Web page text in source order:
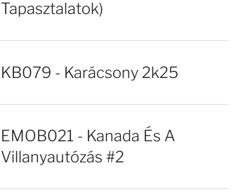
Tapasztalatok)
KB079 - Karácsony 2k25
EMOB021 - Kanada És A
Villanyautózás #2